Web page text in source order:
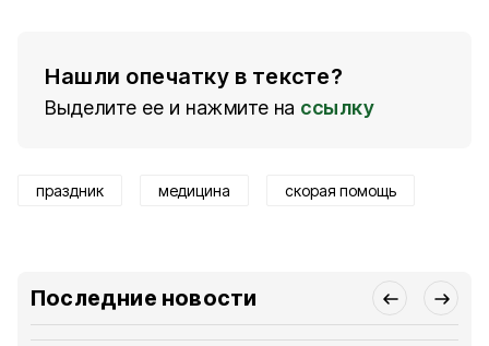
Нашли опечатку в тексте?
Выделите ее и нажмите на ссылку
праздник медицина скорая помощь
Последние новости